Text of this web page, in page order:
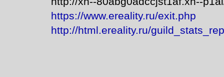
https://www.ereality.ru/exit.php
http://html.ereality.ru/